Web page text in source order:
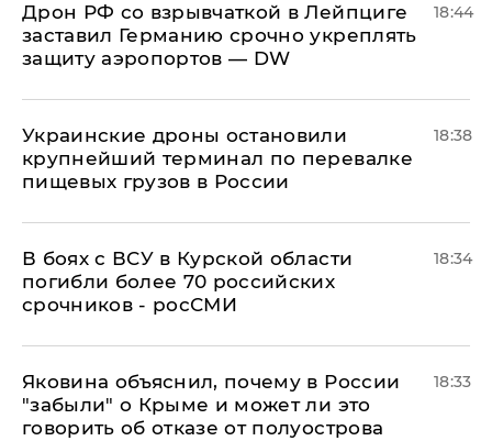
​Дрон РФ со взрывчаткой в Лейпциге
заставил Германию срочно укреплять
защиту аэропортов — DW
18:44
Украинские дроны остановили
крупнейший терминал по перевалке
пищевых грузов в России
18:38
В боях с ВСУ в Курской области
погибли более 70 российских
срочников - росСМИ
18:34
Яковина объяснил, почему в России
"забыли" о Крыме и может ли это
говорить об отказе от полуострова
18:33